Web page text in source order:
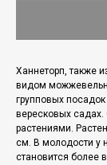
Ханнеторп, также
видом
групповых
вересковых садах.
растениями.
см. В молодости у
становится более